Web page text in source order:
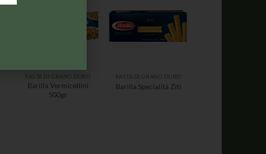
PASTA DI GRANO DURO
Barilla Vermicellini
500gr
PASTA DI GRANO DURO
Barilla Specialità Ziti